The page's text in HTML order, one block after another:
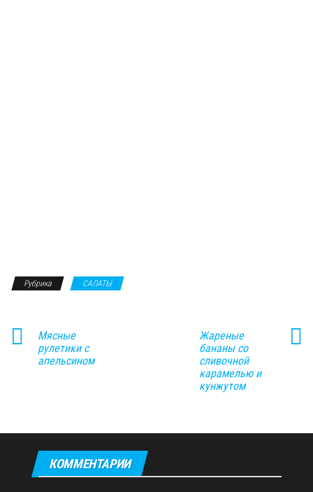
Рубрика САЛАТЫ
Мясные
рулетики с
апельсином
Жареные
бананы со
сливочной
карамелью и
кунжутом
КОММЕНТАРИИ